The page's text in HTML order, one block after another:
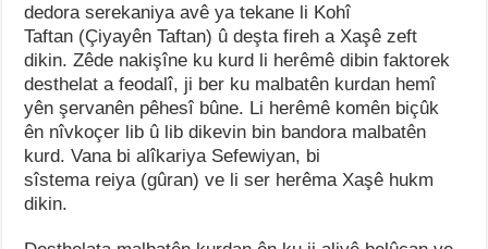
dedora serekaniya avê ya tekane li Kohî
Taftan (Çiyayên Taftan) û deşta fireh a Xaşê zeft
dikin. Zêde nakişîne ku kurd li herêmê dibin faktorek
desthelat a feodalî, ji ber ku malbatên kurdan hemî
yên şervanên pêhesî bûne. Li herêmê komên biçûk
ên nîvkoçer lib û lib dikevin bin bandora malbatên
kurd. Vana bi alîkariya Sefewiyan, bi
sîstema reiya (gûran) ve li ser herêma Xaşê hukm
dikin.